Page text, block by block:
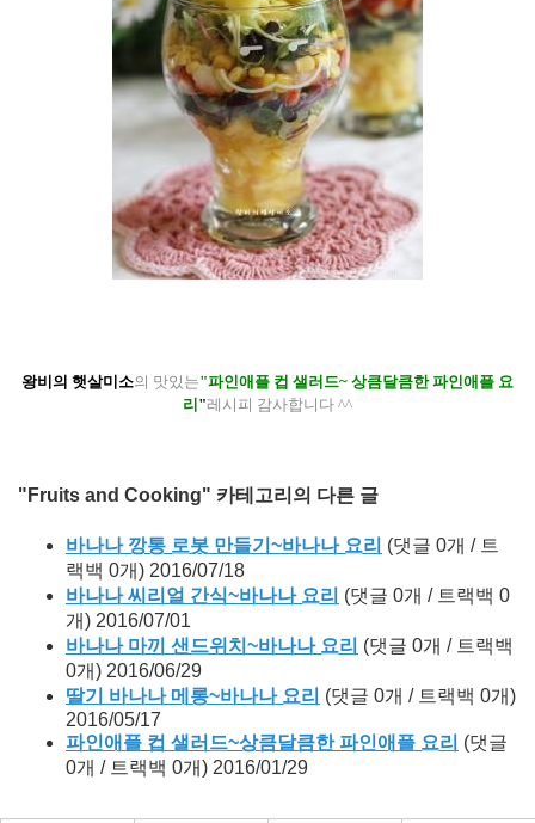
왕비의 햇살미소의 맛있는"파인애플 컵 샐러드~ 상큼달큼한 파인애플 요
리"레시피 감사합니다 ^^
"Fruits and Cooking" 카테고리의 다른 글
바나나 깡통 로봇 만들기~바나나 요리 (댓글 0개 / 트
랙백 0개) 2016/07/18
바나나 씨리얼 간식~바나나 요리 (댓글 0개 / 트랙백 0
개) 2016/07/01
바나나 마끼 샌드위치~바나나 요리 (댓글 0개 / 트랙백
0개) 2016/06/29
딸기 바나나 메롱~바나나 요리 (댓글 0개 / 트랙백 0개)
2016/05/17
파인애플 컵 샐러드~상큼달큼한 파인애플 요리 (댓글
0개 / 트랙백 0개) 2016/01/29